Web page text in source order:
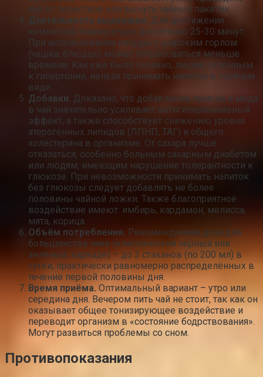
чай от лепестков или вынуть чайный пакетик.
Длительность выдержки. Для достижения
комнатной температуры достаточно 25-30 минут.
При использовании посуды с широким горлом
(чашка, блюдце) может потребоваться меньше
времени. Как уже было сказано, лицам, склонным
к гипертонии, нельзя принимать напиток в горячем
виде.
Добавки. Доказано, что добавление лимона и мёда
в чай значительно усиливает антигипертензивный
эффект, а также способствует снижению уровня
атерогенных липидов (ЛПНП, ТАГ) и общего
холестерина в организме. От сахара лучше
отказаться, особенно больным сахарным диабетом
или людям, имеющим нарушение толерантности к
глюкозе. При невозможности принимать напиток
без глюкозы следует добавлять не более
половины чайной ложки. Также благоприятное
воздействие имеют: имбирь, кардамон, мелисса,
мята, корица.
Объём потребления. Рекомендуемая доза для
большинства чаев (классический чёрный или
зелёный, каркаде) – до 3 стаканов (по 200 мл) в
сутки, практически равномерно распределённых в
течение первой половины дня.
Время приёма. Оптимальный вариант – утро или
середина дня. Вечером пить чай не стоит, так как он
оказывает общее тонизирующее воздействие и
переводит организм в «состояние бодрствования».
Могут развиться проблемы со сном.
Противопоказания